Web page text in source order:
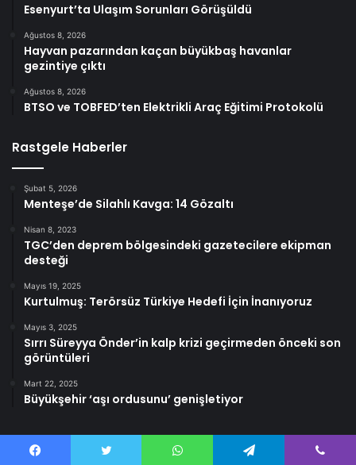
Esenyurt’ta Ulaşım Sorunları Görüşüldü
Ağustos 8, 2026
Hayvan pazarından kaçan büyükbaş havanlar
gezintiye çıktı
Ağustos 8, 2026
BTSO ve TOBFED’ten Elektrikli Araç Eğitimi Protokolü
Rastgele Haberler
Şubat 5, 2026
Menteşe’de Silahlı Kavga: 14 Gözaltı
Nisan 8, 2023
TGC’den deprem bölgesindeki gazetecilere ekipman
desteği
Mayıs 19, 2025
Kurtulmuş: Terörsüz Türkiye Hedefi İçin İnanıyoruz
Mayıs 3, 2025
Sırrı Süreyya Önder’in kalp krizi geçirmeden önceki son
görüntüleri
Mart 22, 2025
Büyükşehir ‘aşı ordusunu’ genişletiyor